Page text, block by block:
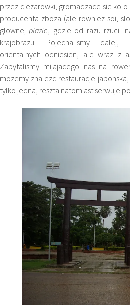
przez ciezarowki, gromadzace sie
producenta zboza (ale rowniez soi,
glownej plazie , gdzie od razu rzucil
krajobrazu. Pojechalismy
orientalnych odniesien, ale wraz z
Zapytalismy mijajacego nas na
mozemy znalezc restauracje
tylko jedna, reszta natomiast serwuje